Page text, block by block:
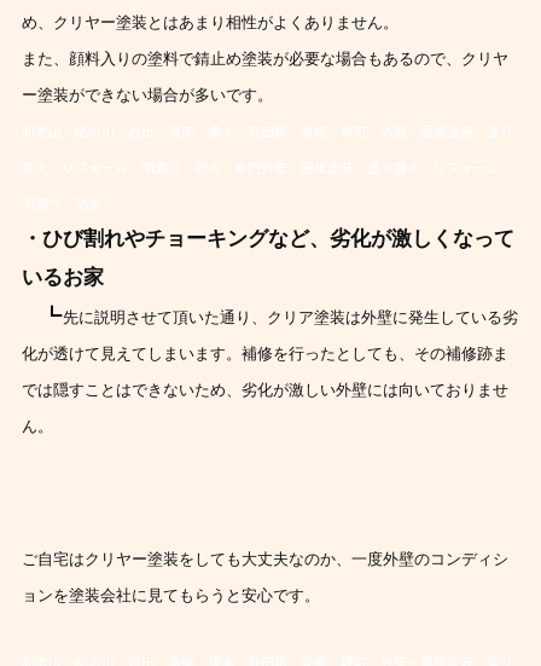
め、クリヤー塗装とはあまり相性がよくありません。
また、顔料入りの塗料で錆止め塗装が必要な場合もあるので、クリヤ
ー塗装ができない場合が多いです。
・ひび割れやチョーキングなど、劣化が激しくなって
いるお家
┗先に説明させて頂いた通り、クリア塗装は外壁に発生している劣
化が透けて見えてしまいます。 補修を行ったとしても、その補修跡ま
では隠すことはできないため、劣化が激しい外壁には向いておりませ
ん。
ご自宅はクリヤー塗装をしても大丈夫なのか、一度外壁のコンディシ
ョンを塗装会社に見てもらうと安心です。